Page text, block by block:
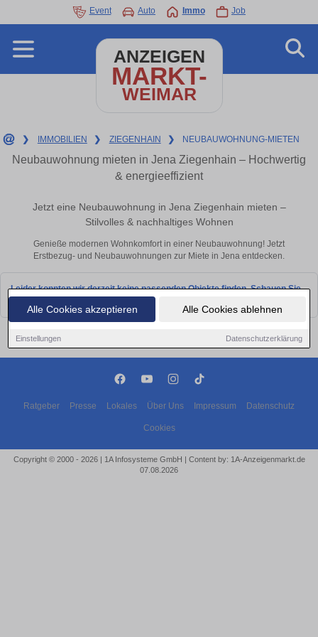
Alle Cookies akzeptieren Alle Cookies ablehnen
Einstellungen Datenschutzerklärung
Event Auto Immo Job
ANZEIGEN
MARKT-
WEIMAR
❯ IMMOBILIEN ❯ ZIEGENHAIN ❯ NEUBAUWOHNUNG-MIETEN
Neubauwohnung mieten in Jena Ziegenhain – Hochwertig
& energieeffizient
Jetzt eine Neubauwohnung in Jena Ziegenhain mieten –
Stilvolles & nachhaltiges Wohnen
Genieße modernen Wohnkomfort in einer Neubauwohnung! Jetzt
Erstbezug- und Neubauwohnungen zur Miete in Jena entdecken.
Leider konnten wir derzeit keine passenden Objekte finden. Schauen Sie
Ratgeber Presse Lokales Über Uns Impressum Datenschutz
Cookies
Copyright © 2000 - 2026 | 1A Infosysteme GmbH | Content by: 1A-Anzeigenmarkt.de
07.08.2026